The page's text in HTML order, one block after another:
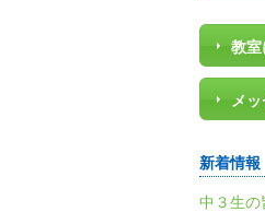
教室
メ
新着情報
中３生の